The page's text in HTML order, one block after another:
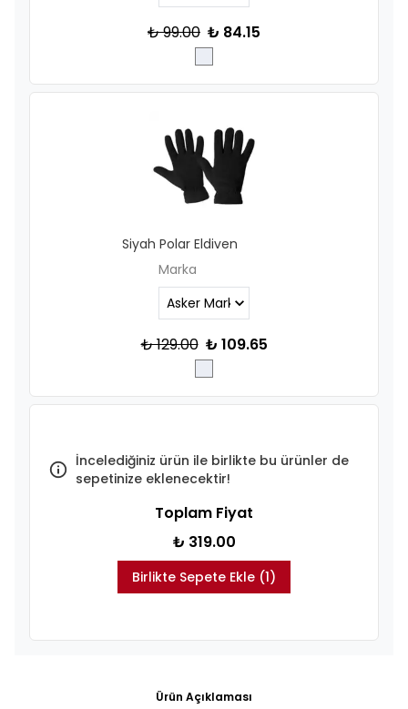
₺ 99.00 ₺ 84.15
Siyah Polar Eldiven
Marka
₺ 129.00 ₺ 109.65
İncelediğiniz ürün ile birlikte bu ürünler de
sepetinize eklenecektir!
Toplam Fiyat
₺ 319.00
Birlikte Sepete Ekle (1)
Ürün Açıklaması